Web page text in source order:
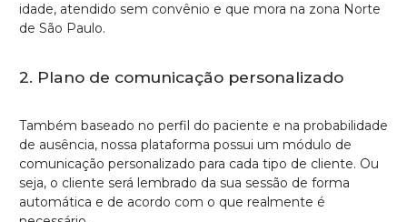
idade, atendido sem convênio e que mora na zona Norte
de São Paulo.
2. Plano de comunicação personalizado
Também baseado no perfil do paciente e na probabilidade
de ausência, nossa plataforma possui um módulo de
comunicação personalizado para cada tipo de cliente. Ou
seja, o cliente será lembrado da sua sessão de forma
automática e de acordo com o que realmente é